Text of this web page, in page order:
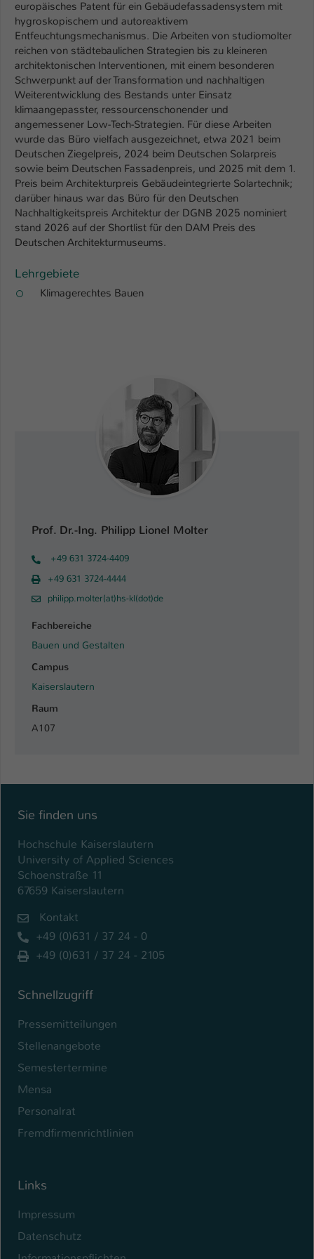
europäisches Patent für ein Gebäudefassadensystem mit
hygroskopischem und autoreaktivem
Entfeuchtungsmechanismus. Die Arbeiten von studiomolter
reichen von städtebaulichen Strategien bis zu kleineren
architektonischen Interventionen, mit einem besonderen
Schwerpunkt auf der Transformation und nachhaltigen
Weiterentwicklung des Bestands unter Einsatz
klimaangepasster, ressourcenschonender und
angemessener Low-Tech-Strategien. Für diese Arbeiten
wurde das Büro vielfach ausgezeichnet, etwa 2021 beim
Deutschen Ziegelpreis, 2024 beim Deutschen Solarpreis
sowie beim Deutschen Fassadenpreis, und 2025 mit dem 1.
Preis beim Architekturpreis Gebäudeintegrierte Solartechnik;
darüber hinaus war das Büro für den Deutschen
Nachhaltigkeitspreis Architektur der DGNB 2025 nominiert
stand 2026 auf der Shortlist für den DAM Preis des
Deutschen Architekturmuseums.
Lehrgebiete
Klimagerechtes Bauen
Prof. Dr.-Ing. Philipp Lionel Molter
+49 631 3724-4409
+49 631 3724-4444
philipp.molter(at)hs-kl(dot)de
Fachbereiche
Bauen und Gestalten
Campus
Kaiserslautern
Raum
A107
Sie finden uns
Hochschule Kaiserslautern
University of Applied Sciences
Schoenstraße 11
67659 Kaiserslautern
Kontakt
+49 (0)631 / 37 24 - 0
+49 (0)631 / 37 24 - 2105
Schnellzugriff
Pressemitteilungen
Stellenangebote
Semestertermine
Mensa
Personalrat
Fremdfirmenrichtlinien
Links
Impressum
Datenschutz
Zweck
Einstellungen. Unter anderem eine zufällig
generierte ID, für die historische
Speicherung Ihrer vorgenommen
Einstellungen, falls der Webseiten-
Betreiber dies eingestellt hat.
Name fe_typo_user / PHPSESSID
Anbieter TYPO3
Laufzeit 1 Woche
Zweck
Dieses Cookie ist ein Standard-Session-
Cookie von TYPO3. Es speichert im Fall
eines Intranet-Logins die Session-ID. So
kann der eingeloggte Benutzer
gewährt.
Dieser Cookie teilt der Webseite mit, ob
ein Besucher im Typo3-Backend
angemeldet ist und Rechte besitzt diese
zu verwalten.